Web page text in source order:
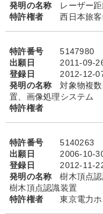
発明の名称
レーザー
特許権者
西日本旅
特許番号
5147980
出願日
2011-09-
登録日
2012-12-
発明の名称
対象物複
置、画像処理システム
特許権者
特許番号
5140263
出願日
2006-10-
登録日
2012-11-
発明の名称
樹木頂点
樹木頂点認識装置
特許権者
東京電力